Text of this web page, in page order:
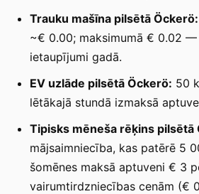
Trauku mašīna pilsētā Öckerö:
~€ 0.00; maksimumā € 0.02 —
ietaupījumi gadā.
EV uzlāde pilsētā Öckerö: 50
lētākajā stundā izmaksā
Tipisks mēneša rēķins pilsētā
mājsaimniecība, kas patērē 5
šomēnes maksā aptuveni € 3
vairumtirdzniecības cenām (€